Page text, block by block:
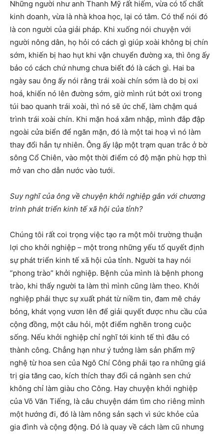
Những người như anh Thanh Mỹ rất hiếm, vừa có tố chất
kinh doanh, vừa là nhà khoa học, lại có tâm. Có thể nói đó
là con người của giải pháp. Khi xuống nói chuyện với
người nông dân, họ hỏi có cách gì giúp xoài không bị chín
sớm, khiến bị hao hụt khi vận chuyển đường xa, thì ông ấy
bảo có cách chứ nhưng chưa biết đó là cách gì. Hai ba
ngày sau ông ấy nói rằng trái xoài chín sớm là do bị oxi
hoá, khiến nó lên đường sớm, giờ mình rút bớt oxi trong
túi bao quanh trái xoài, thì nó sẽ ức chế, làm chậm quá
trình trái xoài chín. Khi mặn hoá xâm nhập, mình đắp đập
ngoài cửa biển để ngăn mặn, đó là một tai hoạ vì nó làm
thay đổi hẳn tự nhiên. Ông ấy lập một trạm quan trắc ở bờ
sông Cổ Chiên, vào một thời điểm có độ mặn phù hợp thì
mở van cho dẫn nước vào tưới.
Suy nghĩ của ông về chuyện khởi nghiệp gắn với chương
trình phát triển kinh tế xã hội của tỉnh?
Chúng tôi rất coi trọng việc tạo ra một môi trường thuận
lợi cho khởi nghiệp – một trong những yếu tố quyết định
sự phát triển kinh tế xã hội của tỉnh. Người ta hay nói
“phong trào” khởi nghiệp. Bệnh của mình là bệnh phong
trào, khi thấy người ta làm thì mình cũng làm theo. Khởi
nghiệp phải thực sự xuất phát từ niềm tin, đam mê cháy
bỏng, khát vọng vươn lên để giải quyết được nhu cầu của
cộng đồng, một câu hỏi, một điểm nghẽn trong cuộc
sống. Nếu khởi nghiệp chỉ nghĩ tới kinh tế thì đâu có
thành công. Chẳng hạn như ý tưởng làm sản phẩm mỹ
nghệ từ hoa sen của Ngô Chí Công phải tạo ra những giá
trị gia tăng cao, kích thích thay đổi cả ngành sen chứ
không chỉ làm giàu cho Công. Hay chuyện khởi nghiệp
của Võ Văn Tiếng, là câu chuyện dám tìm cho riêng mình
một hướng đi, đó là làm nông sản sạch vì sức khỏe của
gia đình và cộng động. Đó là quay về cách làm cũ nhưng